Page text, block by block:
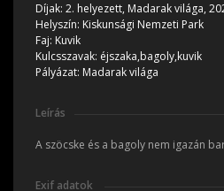
Díjak: 2. helyezett, Madarak világa,
Helyszín: Kiskunsági Nemzeti Park
Faj: Kuvik
Kulcsszavak: éjszaka,bagoly,kuvik
Pályázat: Madarak világa
Leírás
A szöcske és a bagoly nem igazán
Exif adatok